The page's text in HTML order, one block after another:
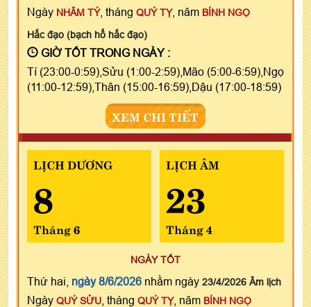
Ngày NHÂM TÝ, tháng QUÝ TỴ, năm BÍNH NGỌ
Hắc đạo (bạch hổ hắc đạo)
GIỜ TỐT TRONG NGÀY :
Tí (23:00-0:59),Sửu (1:00-2:59),Mão (5:00-6:59),Ngọ
(11:00-12:59),Thân (15:00-16:59),Dậu (17:00-18:59)
XEM CHI TIẾT
LỊCH DƯƠNG
8
Tháng 6
LỊCH ÂM
23
Tháng 4
NGÀY TỐT
Thứ hai, ngày 8/6/2026 nhằm ngày 23/4/2026 Âm lịch
Ngày QUÝ SỬU , tháng QUÝ TỴ, năm BÍNH NGỌ